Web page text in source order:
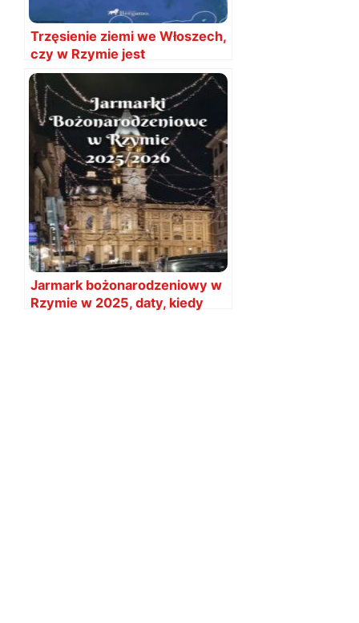
Trzęsienie ziemi we Włoszech,
czy w Rzymie jest
bezpiecznie?
Jarmark bożonarodzeniowy w
Rzymie w 2025, daty, kiedy